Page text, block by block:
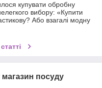
купувати обробну
вибору: «Купити
Або взагалі модну
посуду